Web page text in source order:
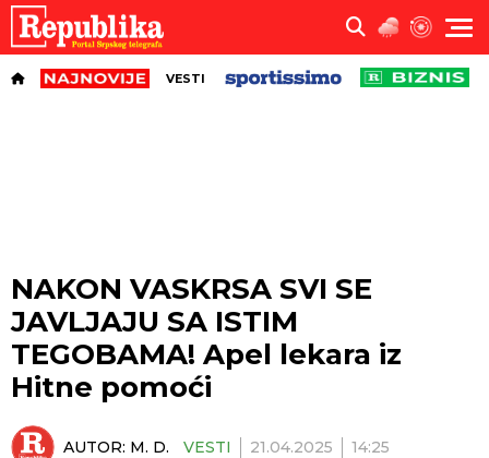
VESTI
NAKON VASKRSA SVI SE
JAVLJAJU SA ISTIM
TEGOBAMA! Apel lekara iz
Hitne pomoći
AUTOR: M. D. VESTI 21.04.2025 14:25